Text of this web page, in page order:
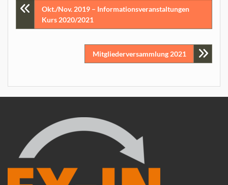
Beitragsnavigation
Okt./Nov. 2019 – Informationsveranstaltungen
Kurs 2020/2021
Mitgliederversammlung 2021